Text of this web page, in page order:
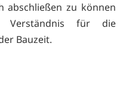
abschließen zu können
für die
Bauzeit.